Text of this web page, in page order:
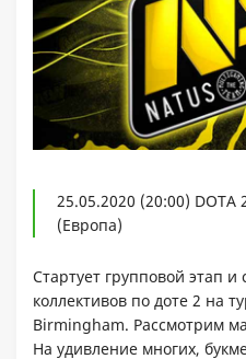
25.05.2020 (20:00)
(Европа)
Стартует групповой этап
коллективов по доте 2 на
Birmingham. Рассмотрим
На удивление многих,